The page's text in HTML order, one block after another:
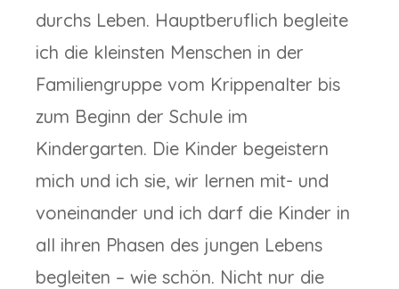
durchs Leben. Hauptberuflich begleite
ich die kleinsten Menschen in der
Familiengruppe vom Krippenalter bis
zum Beginn der Schule im
Kindergarten. Die Kinder begeistern
mich und ich sie, wir lernen mit- und
voneinander und ich darf die Kinder in
all ihren Phasen des jungen Lebens
begleiten – wie schön. Nicht nur die